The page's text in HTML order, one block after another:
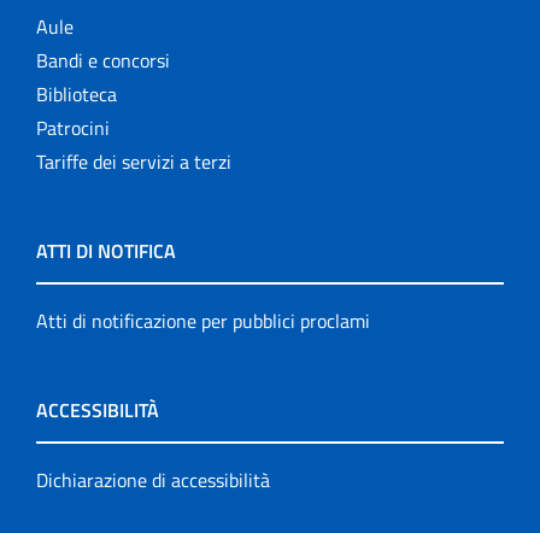
Aule
Bandi e concorsi
Biblioteca
Patrocini
Tariffe dei servizi a terzi
ATTI DI NOTIFICA
Atti di notificazione per pubblici proclami
ACCESSIBILITÀ
Dichiarazione di accessibilità